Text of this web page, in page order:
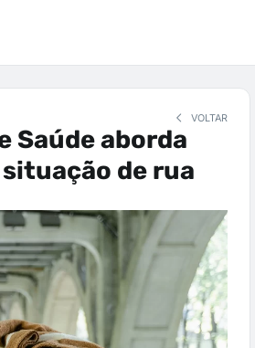
VOLTAR
Saúde aborda
de rua